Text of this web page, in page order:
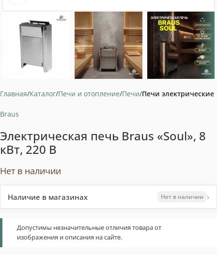
Главная Каталог Печи и отопление Печи Печи электрические
Braus
Электрическая печь Braus «Soul», 8
кВт, 220 В
Нет в наличии
Наличие в магазинах Нет в наличии ›
Допустимы незначительные отличия товара от
изображения и описания на сайте.